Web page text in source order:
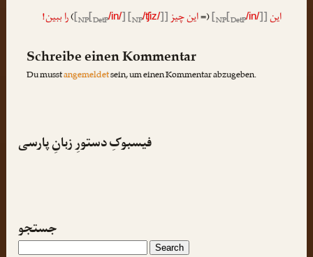
این
[NP[DetP/in/]]
(=این چیز [NP[DetP/in/] [NP/ʧiz/]]
)را ببین!
Schreibe einen Kommentar
Du musstangemeldetsein, um einen Kommentar abzugeben.
فیسبوکِ دستورِ زبانِ پارسی
جستجو